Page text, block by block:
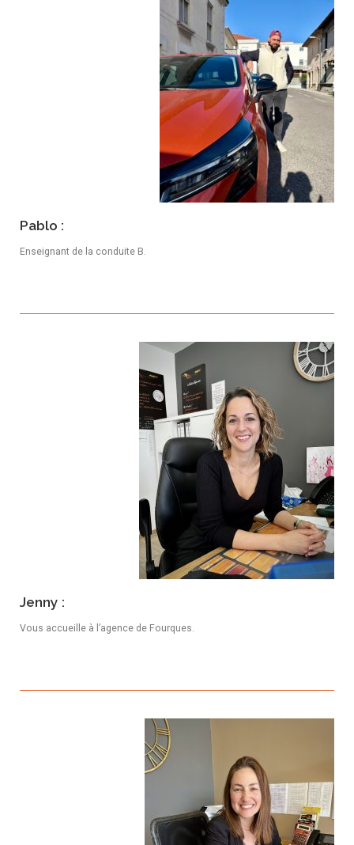
Pablo :
Enseignant de la conduite B.
Jenny :
Vous accueille à l’agence de Fourques.